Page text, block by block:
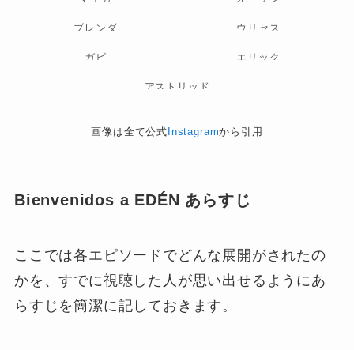
ブレンダ ウリセス
ガビ エリック
アストリッド
画像は全て公式 Instagramから引用
Bienvenidos a EDÉN あらすじ
ここでは各エピソードでどんな展開がされたの
かを、すでに視聴した人が思い出せるようにあ
らすじを簡潔に記しておきます。